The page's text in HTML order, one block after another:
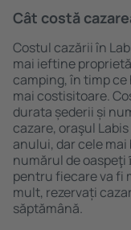
Cât costă
Costul cazării în
mai ieftine
camping, în timp
mai costisitoare.
durata șederii și
cazare, oraşul
anului, dar cele
numărul de
pentru fiecare va fi
mult, rezervați
săptămână.